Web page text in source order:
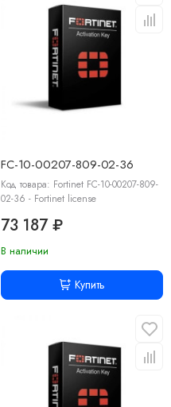
FC-10-00207-809-02-36
Код товара: Fortinet FC-10-00207-809-
02-36 - Fortinet license
73 187 ₽
В наличии
Купить